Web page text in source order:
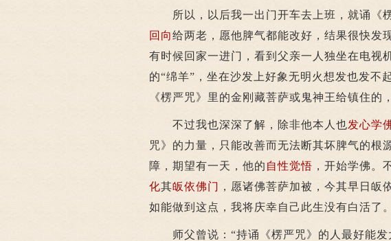
所以，以后我一出门开车去上班，就诵《
回向给两老，愿他脾气都能改好，结果很快发
有时候回家一进门，看到父亲一人独坐在电视
的“绵羊”，坐在沙发上好象无明火想发也发不
《楞严咒》里的金刚藏菩萨或鬼神王给镇住的
不过我也深深了解，除非他本人也发心学
咒》的力量，只能改善而无法断其坏脾气的根
障，期望有一天，他的 自性觉悟 ，开始学佛。
化其皈依佛门 ，愿诸佛菩萨加被，今其早日皈
如能做到这点，我将庆幸自己此生没有白活了。
师父曾说：“持诵《楞严咒》的人最好能发